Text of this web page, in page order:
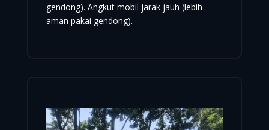
gendong). Angkut mobil jarak jauh (lebih
aman pakai gendong).